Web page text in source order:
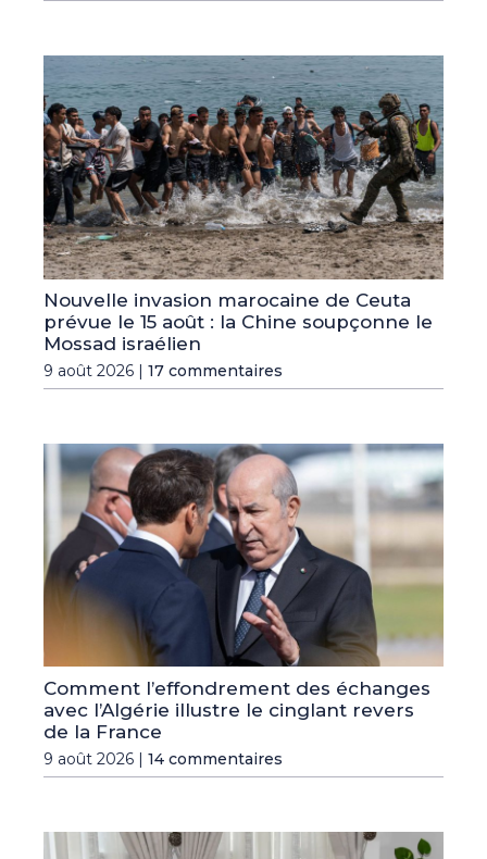
Nouvelle invasion marocaine de Ceuta
prévue le 15 août : la Chine soupçonne le
Mossad israélien
9 août 2026 | 17 commentaires
Comment l’effondrement des échanges
avec l’Algérie illustre le cinglant revers
de la France
9 août 2026 | 14 commentaires